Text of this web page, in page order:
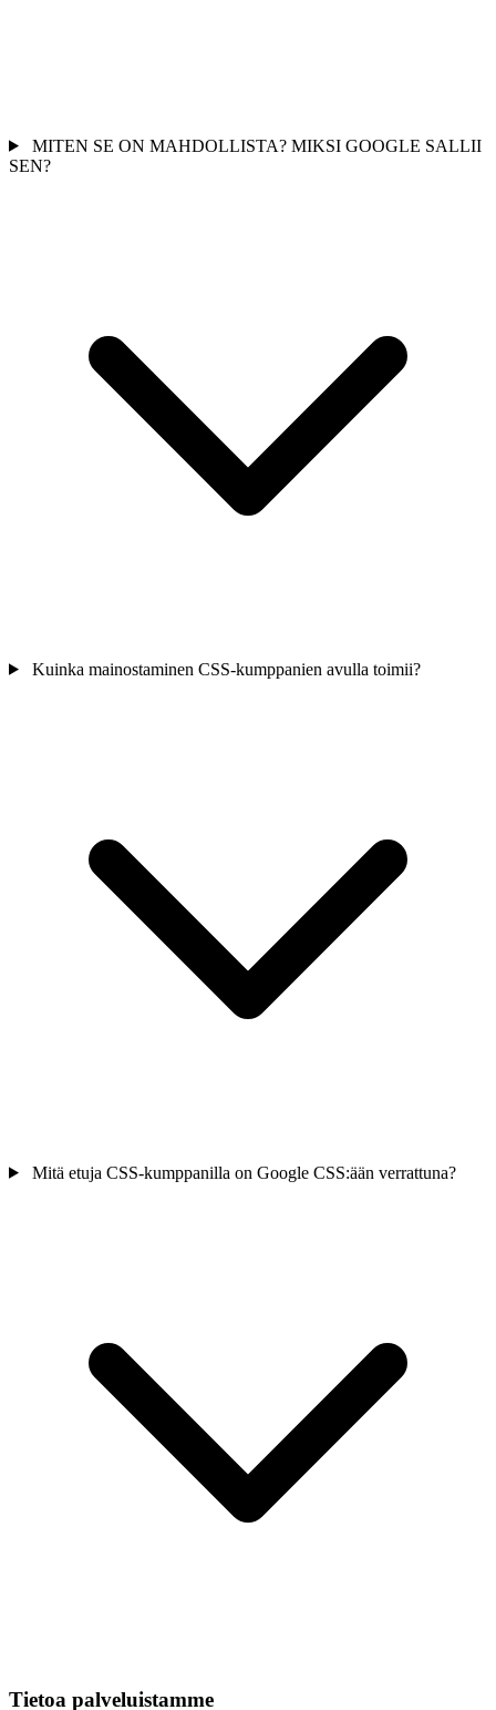
MITEN SE ON MAHDOLLISTA? MIKSI GOOGLE SALLII
SEN?
Kuinka mainostaminen CSS-kumppanien avulla toimii?
Mitä etuja CSS-kumppanilla on Google CSS:ään verrattuna?
Tietoa palveluistamme